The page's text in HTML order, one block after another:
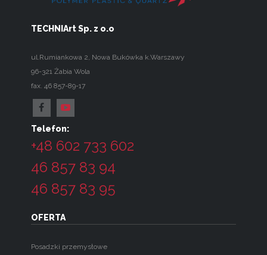
TECHNIArt Sp. z o.o
ul.Rumiankowa 2, Nowa Bukówka k.Warszawy
96-321Żabia Wola
fax. 46 857-89-17
Telefon:
+48 602 733 602
46 857 83 94
46 857 83 95
OFERTA
Posadzki przemysłowe